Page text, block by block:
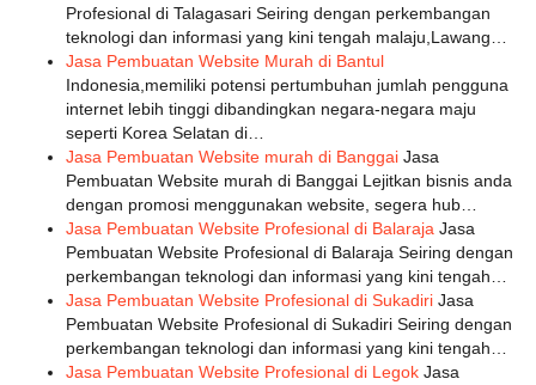
Profesional di Talagasari Seiring dengan perkembangan
teknologi dan informasi yang kini tengah malaju,Lawang…
Jasa Pembuatan Website Murah di Bantul
Indonesia,memiliki potensi pertumbuhan jumlah pengguna
internet lebih tinggi dibandingkan negara-negara maju
seperti Korea Selatan di…
Jasa Pembuatan Website murah di Banggai Jasa
Pembuatan Website murah di Banggai Lejitkan bisnis anda
dengan promosi menggunakan website, segera hub…
Jasa Pembuatan Website Profesional di Balaraja Jasa
Pembuatan Website Profesional di Balaraja Seiring dengan
perkembangan teknologi dan informasi yang kini tengah…
Jasa Pembuatan Website Profesional di Sukadiri Jasa
Pembuatan Website Profesional di Sukadiri Seiring dengan
perkembangan teknologi dan informasi yang kini tengah…
Jasa Pembuatan Website Profesional di Legok Jasa